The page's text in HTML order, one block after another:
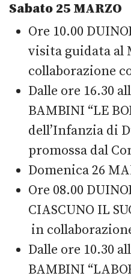
Sabato 25 MARZO
Ore 10.00
visita guidata al
collaborazione
Dalle ore 16.30
BAMBINI “LE
dell’Infanzia di
promossa dal
Domenica 26
Ore 08.00
CIASCUNO IL
in
Dalle ore 10.30
BAMBINI